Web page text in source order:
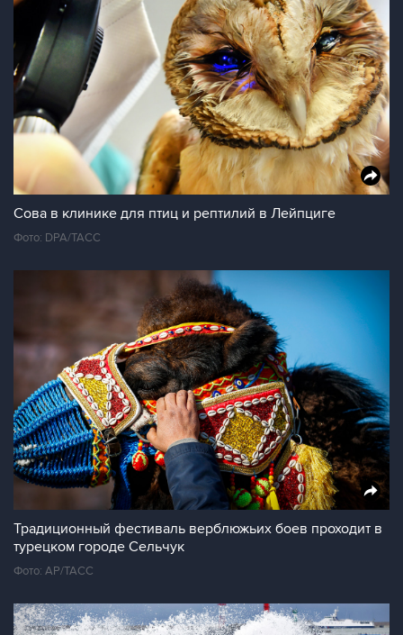
Сова в клинике для птиц и рептилий в Лейпциге
Фото: DPA/ТАСС
Традиционный фестиваль верблюжьих боев проходит в
турецком городе Сельчук
Фото: АР/ТАСС